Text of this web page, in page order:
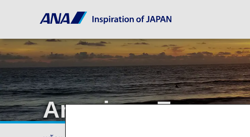
American Express